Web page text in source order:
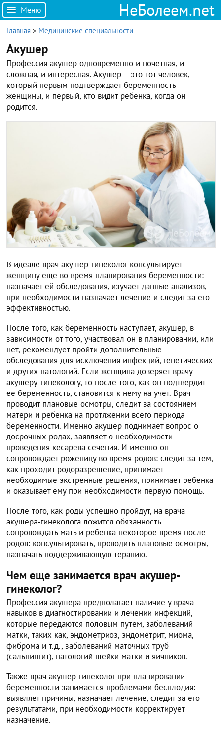
Меню НеБолеем.net
Главная > Медицинские специальности
Акушер
Профессия акушер одновременно и почетная, и
сложная, и интересная. Акушер – это тот человек,
который первым подтверждает беременность
женщины, и первый, кто видит ребенка, когда он
родится.
В идеале врач акушер-гинеколог консультирует
женщину еще во время планирования беременности:
назначает ей обследования, изучает данные анализов,
при необходимости назначает лечение и следит за его
эффективностью.
После того, как беременность наступает, акушер, в
зависимости от того, участвовал он в планировании, или
нет, рекомендует пройти дополнительные
обследования для исключения инфекций, генетических
и других патологий. Если женщина доверяет врачу
акушеру-гинекологу, то после того, как он подтвердит
ее беременность, становится к нему на учет. Врач
проводит плановые осмотры, следит за состоянием
матери и ребенка на протяжении всего периода
беременности. Именно акушер поднимает вопрос о
досрочных родах, заявляет о необходимости
проведения кесарева сечения. И именно он
сопровождает роженицу во время родов: следит за тем,
как проходит родоразрешение, принимает
необходимые экстренные решения, принимает ребенка
и оказывает ему при необходимости первую помощь.
После того, как роды успешно пройдут, на врача
акушера-гинеколога ложится обязанность
сопровождать мать и ребенка некоторое время после
родов: консультировать, проводить плановые осмотры,
назначать поддерживающую терапию.
Чем еще занимается врач акушер-
гинеколог?
Профессия акушера предполагает наличие у врача
навыков в диагностировании и лечении инфекций,
которые передаются половым путем, заболеваний
матки, таких как, эндометриоз, эндометрит, миома,
фиброма и т.д., заболеваний маточных труб
(сальпингит), патологий шейки матки и яичников.
Также врач акушер-гинеколог при планировании
беременности занимается проблемами бесплодия:
выявляет причины, назначает лечение, следит за его
результатами, при необходимости корректирует
назначение.